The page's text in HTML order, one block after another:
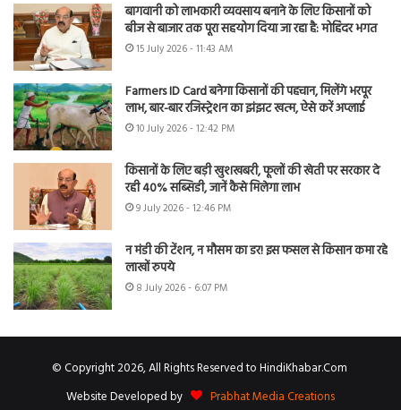
बागवानी को लाभकारी व्यवसाय बनाने के लिए किसानों को
बीज से बाजार तक पूरा सहयोग दिया जा रहा है: मोहिंदर भगत
15 July 2026 - 11:43 AM
Farmers ID Card बनेगा किसानों की पहचान, मिलेंगे भरपूर
लाभ, बार-बार रजिस्ट्रेशन का झंझट खत्म, ऐसे करें अप्लाई
10 July 2026 - 12:42 PM
किसानों के लिए बड़ी खुशखबरी, फूलों की खेती पर सरकार दे
रही 40% सब्सिडी, जानें कैसे मिलेगा लाभ
9 July 2026 - 12:46 PM
न मंडी की टेंशन, न मौसम का डर! इस फसल से किसान कमा रहे
लाखों रुपये
8 July 2026 - 6:07 PM
© Copyright 2026, All Rights Reserved to HindiKhabar.Com
Website Developed by
Prabhat Media Creations